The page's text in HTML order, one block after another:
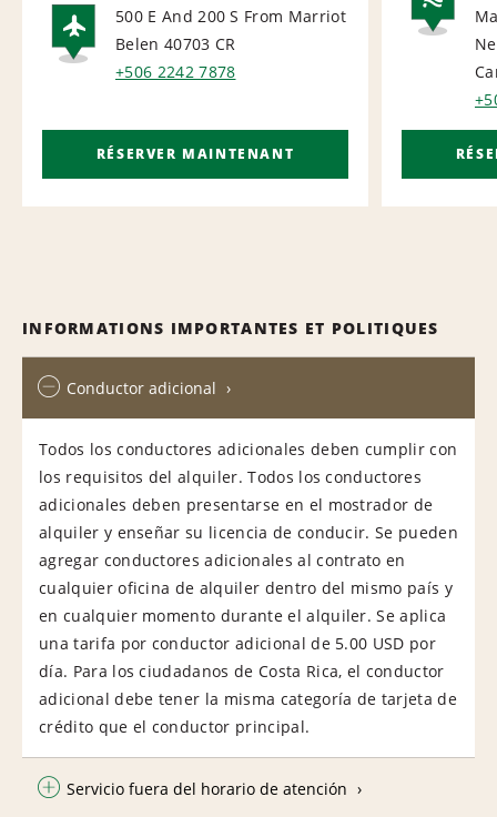
AIRPORT
500 E And 200 S From Marriot
Belen 40703 CR
+506 2242 7878
RÉSERVER MAINTENANT
INFORMATIONS IMPORTANTES ET POLITIQUES
Conductor adicional
Todos los conductores adicionales deben cumplir con
los requisitos del alquiler. Todos los conductores
adicionales deben presentarse en el mostrador de
alquiler y enseñar su licencia de conducir. Se pueden
agregar conductores adicionales al contrato en
cualquier oficina de alquiler dentro del mismo país y
en cualquier momento durante el alquiler. Se aplica
una tarifa por conductor adicional de 5.00 USD por
día. Para los ciudadanos de Costa Rica, el conductor
adicional debe tener la misma categoría de tarjeta de
crédito que el conductor principal.
Servicio fuera del horario de atención